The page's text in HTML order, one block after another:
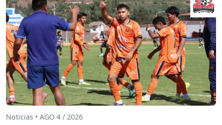
Noticias • AGO 4 / 2026